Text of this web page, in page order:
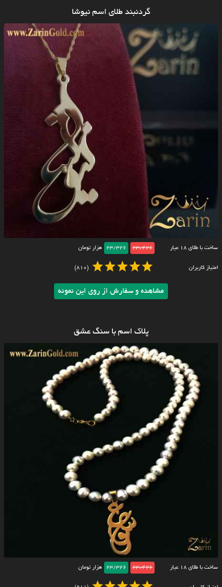
گردنبند طلای اسم نیوشا
ساخت با طلای ۱۸ عیار 23/426
23/326 هزار تومان
امتیاز کاربران (810)
مشاهده و سفارش از روی این نمونه
پلاک اسم با سنگ عشق
ساخت با طلای ۱۸ عیار 23/426
23/326 هزار تومان